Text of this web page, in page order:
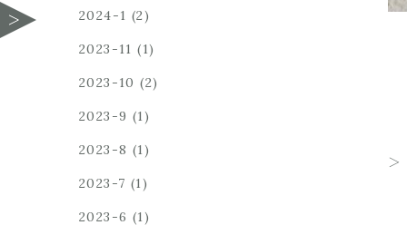
2024-1 (2)
2023-11 (1)
2023-10 (2)
2023-9 (1)
2023-8 (1)
2023-7 (1)
2023-6 (1)